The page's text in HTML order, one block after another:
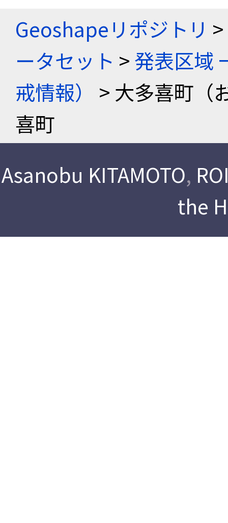
Geoshapeリポジトリ >
ータセット >発表区域
戒情報）
> 大多喜町（
喜町
Asanobu KITAMOTO,
the